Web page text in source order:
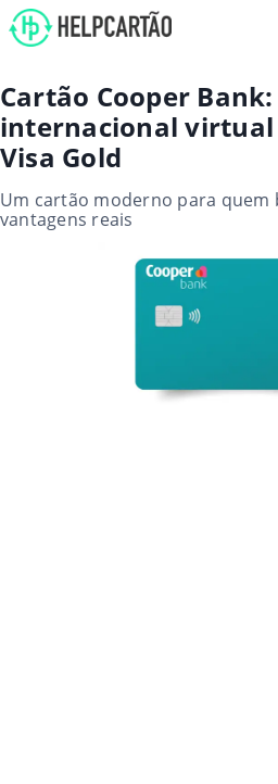
Cartão Cooper
internacional virtual
Visa Gold
Um cartão moderno para quem
vantagens reais